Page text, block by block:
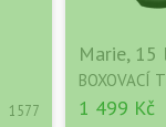
1577
Marie, 15
BOXOVACÍ
1 499 Kč